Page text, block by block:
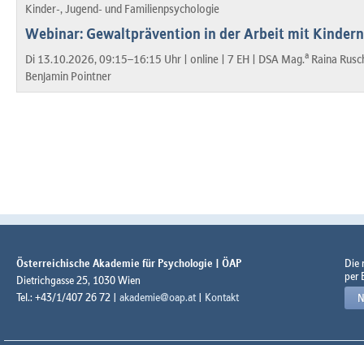
Kinder-, Jugend- und Familienpsychologie
Webinar: Gewaltprävention in der Arbeit mit
Di 13.10.2026, 09:15–16:15 Uhr | online | 7 EH | DSA Mag.a Raina
Benjamin Pointner
Österreichische Akademie für Psychologie | ÖAP
Dietrichgasse 25, 1030 Wien
Tel.: +43/1/407 26 72 | akademie@oap.at | Kontakt
Die
per